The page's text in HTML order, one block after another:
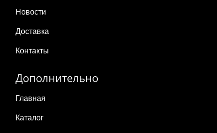
Новости
Доставка
Контакты
Дополнительно
Главная
Каталог